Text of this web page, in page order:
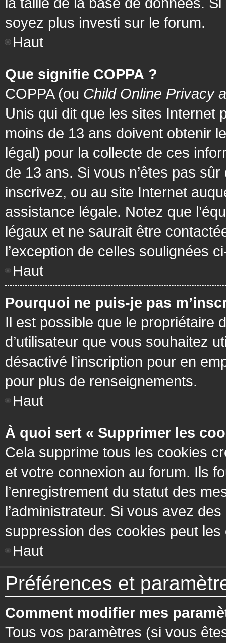
soyez plus investi sur le forum.
Haut
Que signifie COPPA ?
COPPA (ou Child Online Privacy
Unis qui dit que les sites Internet
moins de 13 ans doivent obtenir
légal) pour la collecte de ces
de 13 ans. Si vous n’êtes pas
inscrivez, ou au site Internet
assistance légale. Notez que
légaux et ne saurait être
l’exception de celles soulignées
Haut
Pourquoi ne puis-je pas
Il est possible que le propriétaire
d’utilisateur que vous souhaitez
désactivé l’inscription pour en
pour plus de renseignements.
Haut
À quoi sert « Supprimer les
Cela supprime tous les cookies
et votre connexion au forum. Ils
l’enregistrement du statut des
l’administrateur. Si vous avez
suppression des cookies peut les
Haut
Préférences et
Comment modifier mes
Tous vos paramètres (si vous